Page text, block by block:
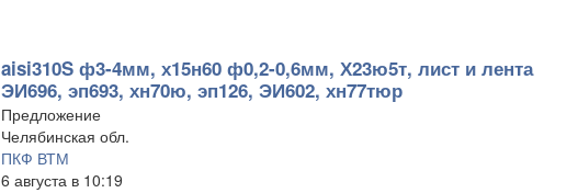
aisi310S ф3-4мм, х15н60 ф0,2-0,6мм, Х23ю5т, лист и лента
ЭИ696, эп693, хн70ю, эп126, ЭИ602, хн77тюр
Предложение
Челябинская обл.
ПКФ ВТМ
6 августа в 10:19